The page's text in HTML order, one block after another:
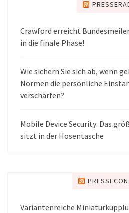
Crawford erreicht
in die finale Phase!
Wie sichern Sie sich ab, wenn
Normen die persönliche
verschärfen?
Mobile Device Security: Das
sitzt in der Hosentasche
Variantenreiche